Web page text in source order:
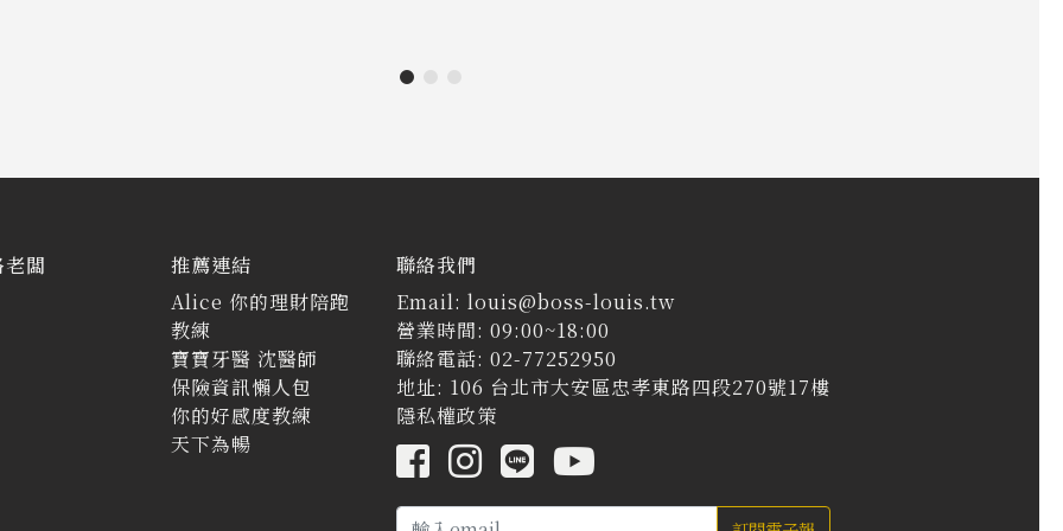
闆
推薦連結
Alice 你的理財陪跑
教練
寶寶牙醫 沈醫師
保險資訊懶人包
你的好感度教練
天下為暢
聯絡我們
Email: louis@boss-louis.tw
營業時間: 09:00~18:00
聯絡電話: 02-77252950
地址: 106 台北市大安區忠孝東路四段270號17樓
隱私權政策